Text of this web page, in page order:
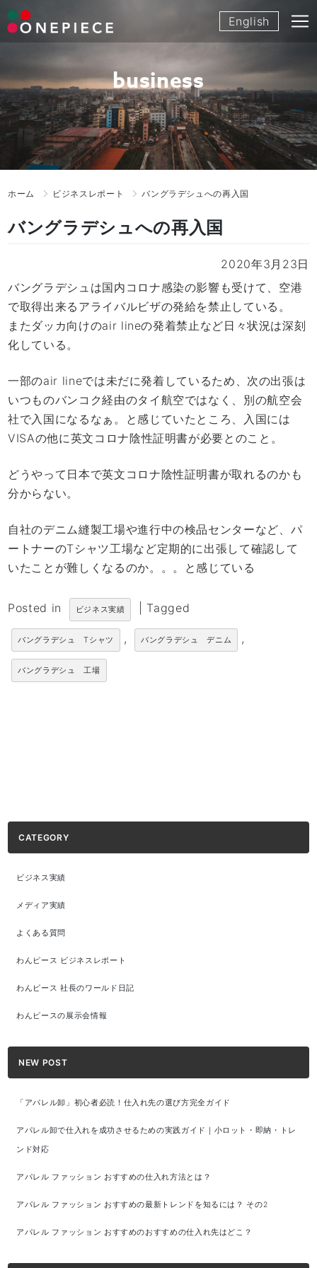
Skip
to
English
business
ホーム ビジネスレポート バングラデシュへの再入国
バングラデシュへの再入国
2020年3月23日
バングラデシュは国内コロナ感染の影響も受けて、空港
で取得出来るアライバルビザの発給を禁止している。
またダッカ向けのair lineの発着禁止など日々状況は深刻
化している。
一部のair lineでは未だに発着しているため、次の出張は
いつものバンコク経由のタイ航空ではなく、別の航空会
社で入国になるなぁ。と感じていたところ、入国には
VISAの他に英文コロナ陰性証明書が必要とのこと。
どうやって日本で英文コロナ陰性証明書が取れるのかも
分からない。
自社のデニム縫製工場や進行中の検品センターなど、パ
ートナーのTシャツ工場など定期的に出張して確認して
いたことが難しくなるのか。。。と感じている
Posted in ビジネス実績 Tagged
バングラデシュ Tシャツ , バングラデシュ デニム ,
バングラデシュ 工場
CATEGORY
ビジネス実績
メディア実績
よくある質問
わんピース ビジネスレポート
わんピース 社長のワールド日記
わんピースの展示会情報
NEW POST
「アパレル卸」初心者必読！仕入れ先の選び方完全ガイド
アパレル卸で仕入れを成功させるための実践ガイド｜小ロット・即納・トレ
ンド対応
アパレル ファッション おすすめの仕入れ方法とは？
アパレル ファッション おすすめの最新トレンドを知るには？ その2
アパレル ファッション おすすめのおすすめの仕入れ先はどこ？